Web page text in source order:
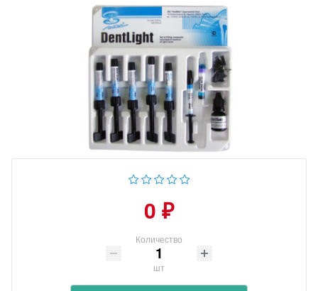
0 ₽
Количество
шт